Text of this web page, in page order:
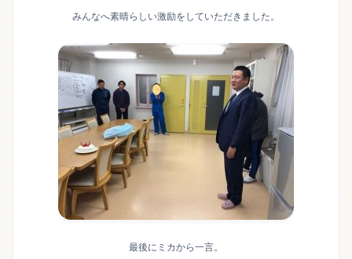
みんなへ素晴らしい激励をしていただきました。
最後にミカから一言。